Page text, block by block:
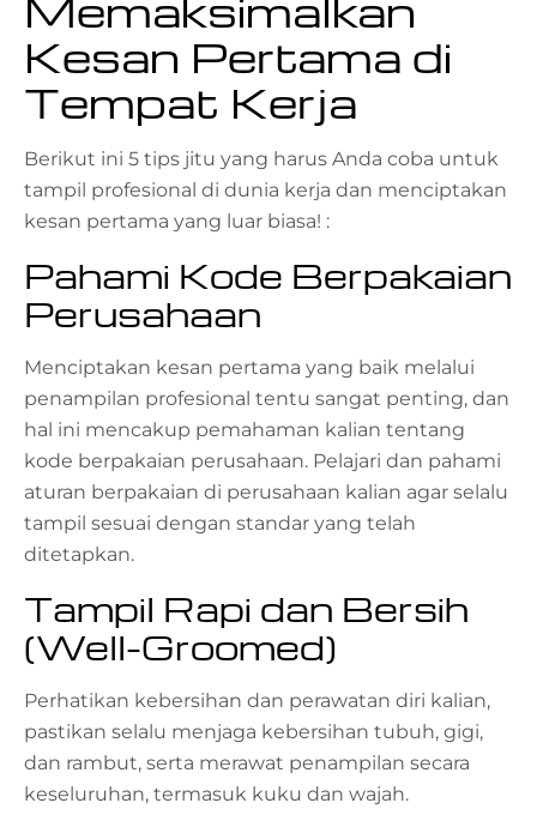
Memaksimalkan
Kesan Pertama di
Tempat Kerja
Berikut ini 5 tips jitu yang harus Anda coba untuk
tampil profesional di dunia kerja dan menciptakan
kesan pertama yang luar biasa! :
Pahami Kode Berpakaian
Perusahaan
Menciptakan kesan pertama yang baik melalui
penampilan profesional tentu sangat penting, dan
hal ini mencakup pemahaman kalian tentang
kode berpakaian perusahaan. Pelajari dan pahami
aturan berpakaian di perusahaan kalian agar selalu
tampil sesuai dengan standar yang telah
ditetapkan.
Tampil Rapi dan Bersih
(Well-Groomed)
Perhatikan kebersihan dan perawatan diri kalian,
pastikan selalu menjaga kebersihan tubuh, gigi,
dan rambut, serta merawat penampilan secara
keseluruhan, termasuk kuku dan wajah.